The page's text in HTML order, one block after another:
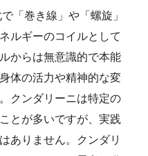
「巻き線」や「螺旋」
ルギーのコイルとして
からは無意識的で本能
体の活力や精神的な変
クンダリーニは特定の
とが多いですが、実践
ありません。クンダリ